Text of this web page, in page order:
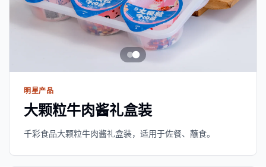
明星产品
大颗粒牛肉酱礼盒装
千彩食品大颗粒牛肉酱礼盒装，适用于佐餐、蘸食。